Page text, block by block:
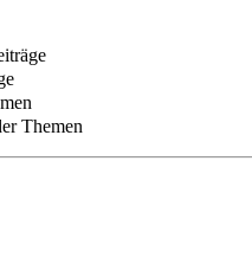
Themen